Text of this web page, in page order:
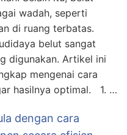
wadah, seperti
di ruang terbatas.
belut sangat
digunakan. Artikel ini
mengenai cara
hasilnya optimal. 1. …
dengan cara